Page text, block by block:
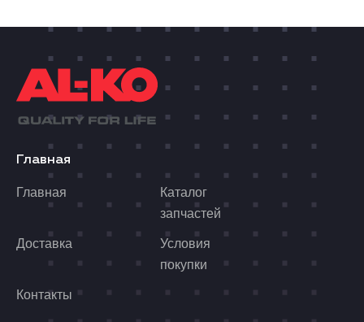
Главная
Главная
Каталог
запчастей
Доставка
Условия
покупки
Контакты